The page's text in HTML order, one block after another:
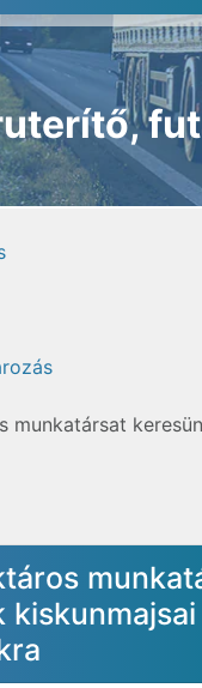
munkatársat
kiskunmajsai